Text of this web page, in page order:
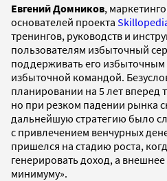
Евгений Домников,
основателей проекта
тренингов, руководств и
пользователям избыточный
поддерживать его избыточным
избыточной командой.
планировании на 5 лет вперед
но при резком падении рынка
дальнейшую стратегию было
с привлечением венчурных
пришелся на стадию роста,
генерировать доход, а
минимуму».